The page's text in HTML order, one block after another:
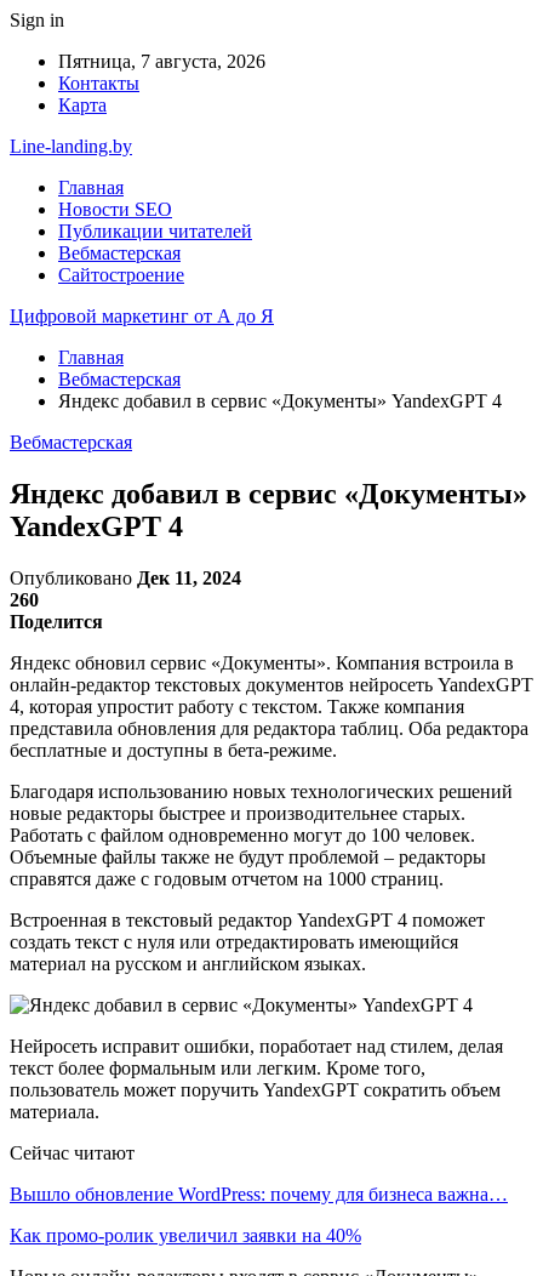
Sign in
Пятница, 7 августа, 2026
Контакты
Карта
Line-landing.by
Главная
Новости SEO
Публикации читателей
Вебмастерская
Сайтостроение
Цифровой маркетинг от А до Я
Главная
Вебмастерская
Яндекс добавил в сервис «Документы» YandexGPT 4
Вебмастерская
Яндекс добавил в сервис «Документы»
YandexGPT 4
Опубликовано Дек 11, 2024
260
Поделится
Яндекс обновил сервис «Документы». Компания встроила в
онлайн-редактор текстовых документов нейросеть YandexGPT
4, которая упростит работу с текстом. Также компания
представила обновления для редактора таблиц. Оба редактора
бесплатные и доступны в бета-режиме.
Благодаря использованию новых технологических решений
новые редакторы быстрее и производительнее старых.
Работать с файлом одновременно могут до 100 человек.
Объемные файлы также не будут проблемой – редакторы
справятся даже с годовым отчетом на 1000 страниц.
Встроенная в текстовый редактор YandexGPT 4 поможет
создать текст с нуля или отредактировать имеющийся
материал на русском и английском языках.
Нейросеть исправит ошибки, поработает над стилем, делая
текст более формальным или легким. Кроме того,
пользователь может поручить YandexGPT сократить объем
материала.
Сейчас читают
Вышло обновление WordPress: почему для бизнеса важна…
Как промо-ролик увеличил заявки на 40%